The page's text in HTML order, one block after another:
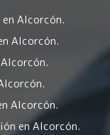
Alcorcón.
Alcorcón.
Alcorcón.
en Alcorcón.